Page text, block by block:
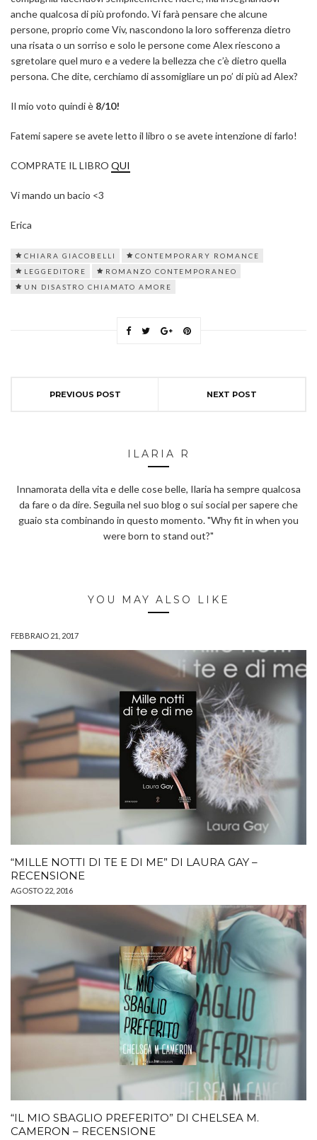
anche qualcosa di più profondo. Vi farà pensare che alcune
persone, proprio come Viv, nascondono la loro sofferenza dietro
una risata o un sorriso e solo le persone come Alex riescono a
sgretolare quel muro e a vedere la bellezza che c’è dietro quella
persona. Che dite, cerchiamo di assomigliare un po’ di più ad Alex?
Il mio voto quindi è 8/10!
Fatemi sapere se avete letto il libro o se avete intenzione di farlo!
COMPRATE IL LIBRO QUI
Vi mando un bacio <3
Erica
CHIARA GIACOBELLI
CONTEMPORARY ROMANCE
LEGGEDITORE
ROMANZO CONTEMPORANEO
UN DISASTRO CHIAMATO AMORE
PREVIOUS POST NEXT POST
ILARIA R
Innamorata della vita e delle cose belle, Ilaria ha sempre qualcosa
da fare o da dire. Seguila nel suo blog o sui social per sapere che
guaio sta combinando in questo momento. "Why fit in when you
were born to stand out?"
YOU MAY ALSO LIKE
FEBBRAIO 21, 2017
“MILLE NOTTI DI TE E DI ME” DI LAURA GAY –
RECENSIONE
AGOSTO 22, 2016
“IL MIO SBAGLIO PREFERITO” DI CHELSEA M.
CAMERON – RECENSIONE